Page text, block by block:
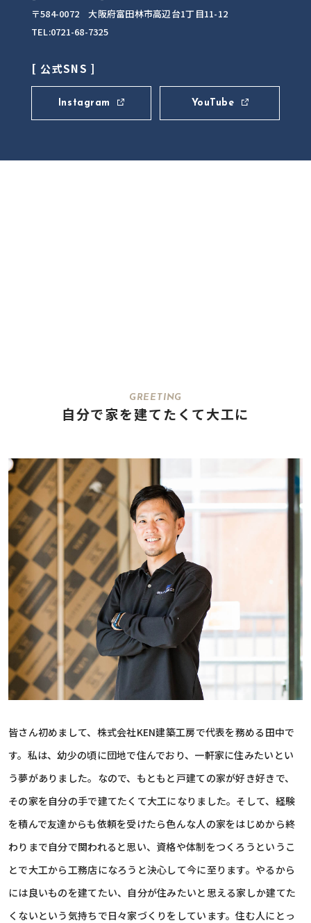
〒584-0072 大阪府富田林市高辺台1丁目11-12
TEL:0721-68-7325
[ 公式SNS ]
Instagram YouTube
GREETING
自分で家を建てたくて大工に
皆さん初めまして、株式会社KEN建築工房で代表を務める田中で
す。私は、幼少の頃に団地で住んでおり、一軒家に住みたいとい
う夢がありました。なので、もともと戸建ての家が好き好きで、
その家を自分の手で建てたくて大工になりました。そして、経験
を積んで友達からも依頼を受けたら色んな人の家をはじめから終
わりまで自分で関われると思い、資格や体制をつくろうというこ
とで大工から工務店になろうと決心して今に至ります。やるから
には良いものを建てたい、自分が住みたいと思える家しか建てた
くないという気持ちで日々家づくりをしています。住む人にとっ